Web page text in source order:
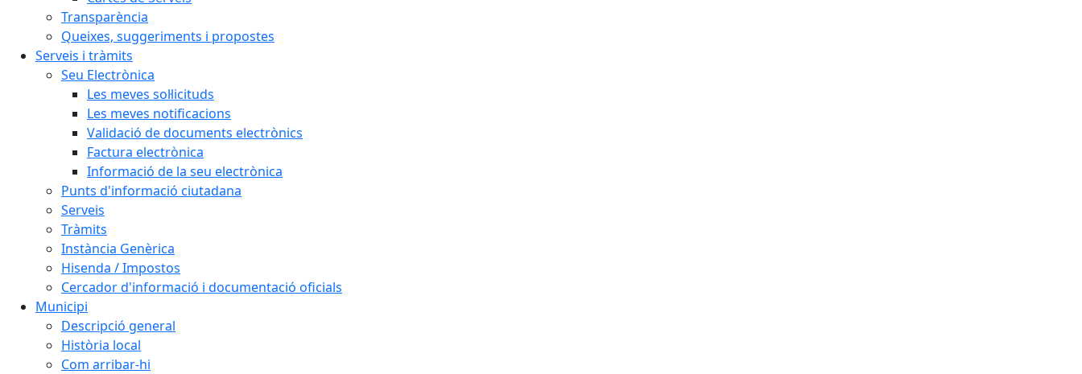
Transparència
Queixes, suggeriments i propostes
Serveis i tràmits
Seu Electrònica
Les meves sol·licituds
Les meves notificacions
Validació de documents electrònics
Factura electrònica
Informació de la seu electrònica
Punts d'informació ciutadana
Serveis
Tràmits
Instància Genèrica
Hisenda / Impostos
Cercador d'informació i documentació oficials
Municipi
Descripció general
Història local
Com arribar-hi